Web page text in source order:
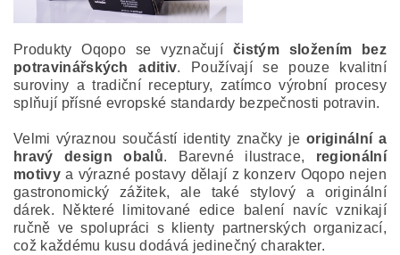
Produkty Oqopo se vyznačují čistým složením bez
potravinářských aditiv. Používají se pouze kvalitní
suroviny a tradiční receptury, zatímco výrobní procesy
splňují přísné evropské standardy bezpečnosti potravin.
Velmi výraznou součástí identity značky jeoriginální a
hravý design obalů. Barevné ilustrace, regionální
motivya výrazné postavy dělají z konzerv Oqopo nejen
gastronomický zážitek, ale také stylový a originální
dárek. Některé limitované edice balení navíc vznikají
ručně ve spolupráci s klienty partnerských organizací,
což každému kusu dodává jedinečný charakter.